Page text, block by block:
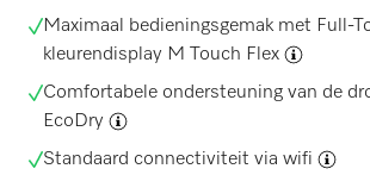
Maximaal bedieningsgemak met Full-
kleurendisplay M Touch Flex
Comfortabele ondersteuning van de
EcoDry
Standaard connectiviteit via wifi